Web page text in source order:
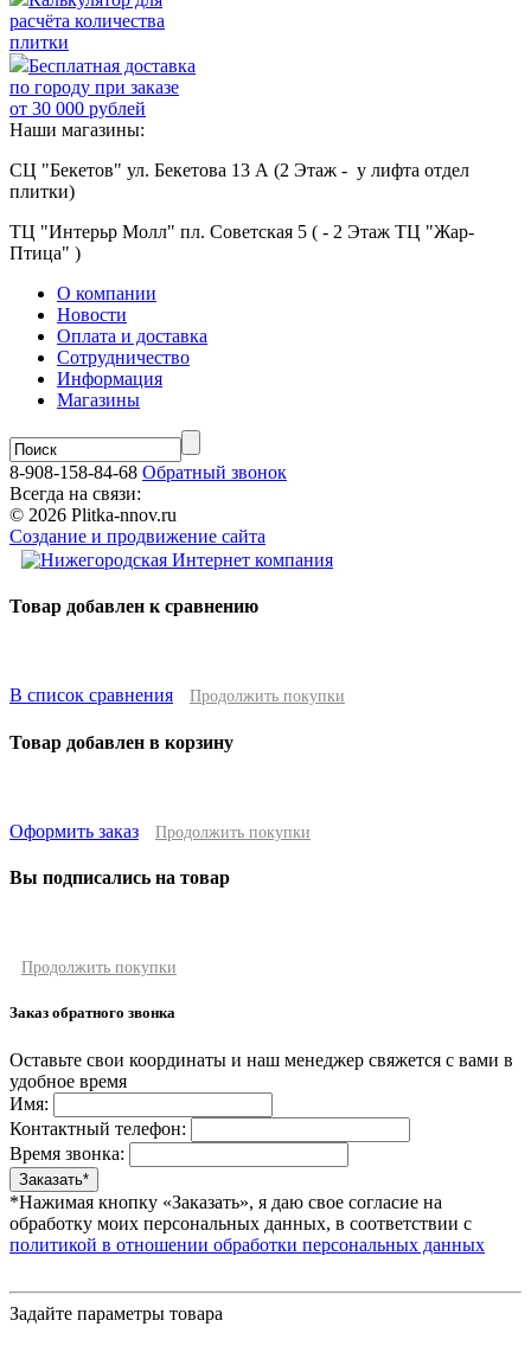
расчёта количества
плитки
Бесплатная доставка
по городу при заказе
от 30 000 рублей
Наши магазины:
СЦ "Бекетов" ул. Бекетова 13 А (2 Этаж - у лифта отдел
плитки)
ТЦ "Интерьр Молл" пл. Советская 5 ( - 2 Этаж ТЦ "Жар-
Птица" )
О компании
Новости
Оплата и доставка
Сотрудничество
Информация
Магазины
8-908-158-84-68 Обратный звонок
Всегда на связи:
© 2026 Plitka-nnov.ru
Создание и продвижение сайта
Товар добавлен к сравнению
В список сравнения Продолжить покупки
Товар добавлен в корзину
Оформить заказ Продолжить покупки
Вы подписались на товар
Продолжить покупки
Заказ обратного звонка
Оставьте свои координаты и наш менеджер свяжется с вами в
удобное время
Имя:
Контактный телефон:
Время звонка:
*Нажимая кнопку «Заказать», я даю свое согласие на
обработку моих персональных данных, в соответствии с
политикой в отношении обработки персональных данных
Задайте параметры товара